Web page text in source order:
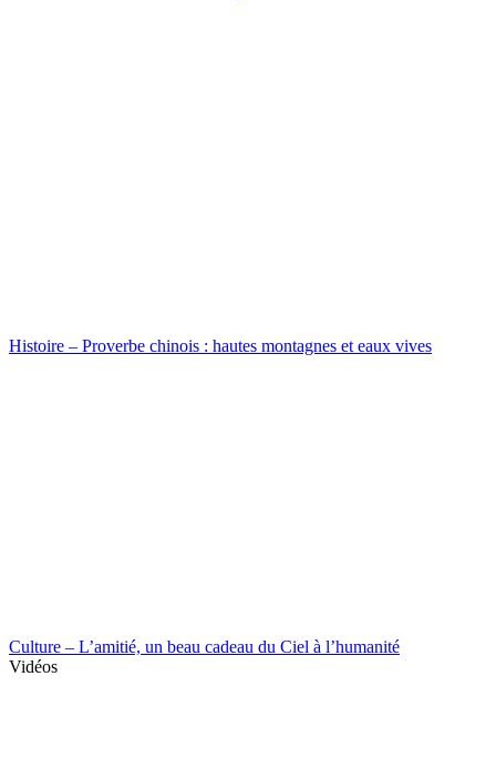
Histoire – Proverbe chinois : hautes montagnes et eaux vives
Culture – L’amitié, un beau cadeau du Ciel à l’humanité
Vidéos